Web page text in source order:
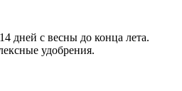
дней с весны до конца лета.
удобрения.